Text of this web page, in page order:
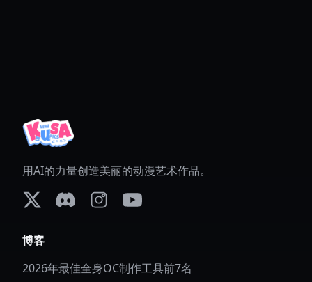
用AI的力量创造美丽的动漫艺术作品。
博客
2026年最佳全身OC制作工具前7名